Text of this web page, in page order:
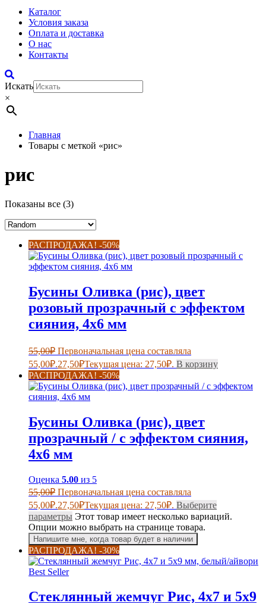
Каталог
Условия заказа
Оплата и доставка
О нас
Контакты
Искать
×
Главная
Товары с меткой «рис»
рис
Показаны все (3)
РАСПРОДАЖА! -50%
Бусины Оливка (рис), цвет
розовый прозрачный с эффектом
сияния, 4х6 мм
55,00₽ Первоначальная цена составляла
55,00₽.27,50₽Текущая цена: 27,50₽. В корзину
РАСПРОДАЖА! -50%
Бусины Оливка (рис), цвет
прозрачный / с эффектом сияния,
4х6 мм
Оценка 5.00 из 5
55,00₽ Первоначальная цена составляла
55,00₽.27,50₽Текущая цена: 27,50₽. Выберите
параметры Этот товар имеет несколько вариаций.
Опции можно выбрать на странице товара.
Напишите мне, когда товар будет в наличии
РАСПРОДАЖА! -30%
Best Seller
Стеклянный жемчуг Рис, 4х7 и 5х9